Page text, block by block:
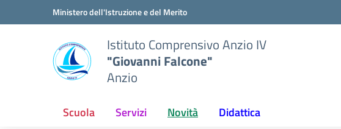
Vai ai contenuti
Vai al menu di navigazioneMinistero dell'Istruzione e del Merito
Istituto Comprensivo Anzio IV
"Giovanni Falcone"
Anzio
Scuola Servizi Novità Didattica